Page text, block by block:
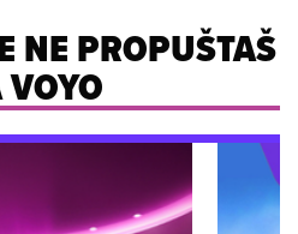
NE PROPUŠTAŠ